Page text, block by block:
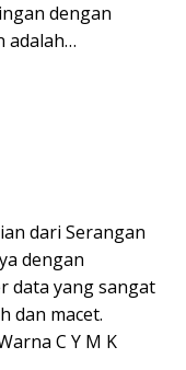
dengan
adalah…
dari Serangan
dengan
data yang sangat
dan macet.
C Y M K